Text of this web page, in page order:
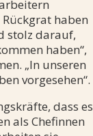
haben
stolz darauf,
haben“,
„In unseren
vorgesehen“.
dass es
als Chefinnen